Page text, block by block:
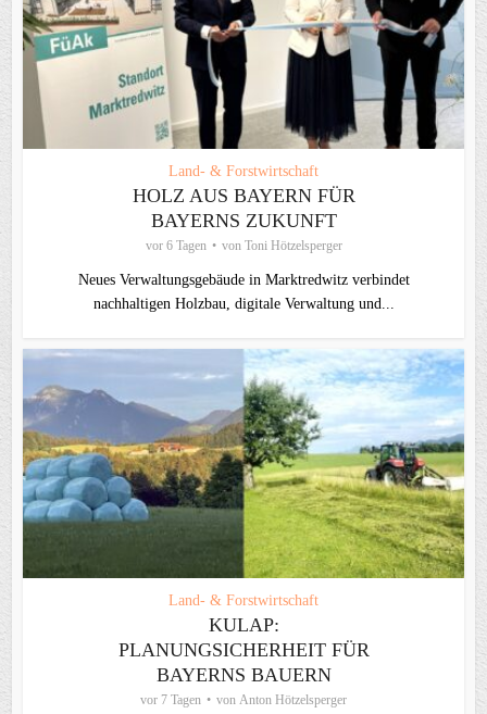
Land- & Forstwirtschaft
HOLZ AUS BAYERN FÜR
BAYERNS ZUKUNFT
vor 6 Tagen von Toni Hötzelsperger
Neues Verwaltungsgebäude in Marktredwitz verbindet
nachhaltigen Holzbau, digitale Verwaltung und...
Land- & Forstwirtschaft
KULAP:
PLANUNGSICHERHEIT FÜR
BAYERNS BAUERN
vor 7 Tagen von Anton Hötzelsperger